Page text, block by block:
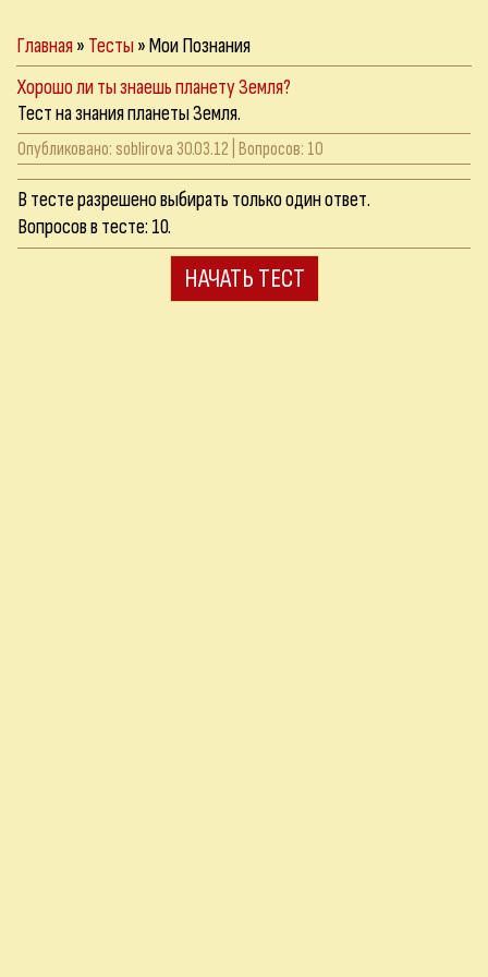
Главная» Тесты»Мои Познания
Хорошо ли ты знаешь планету Земля?
Тест на знания планеты Земля.
Опубликовано: soblirova 30.03.12 | Вопросов: 10
В тесте разрешено выбирать только один ответ.
Вопросов в тесте: 10.